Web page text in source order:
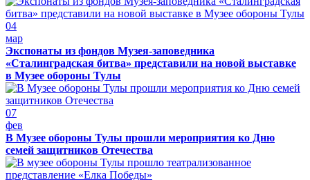
04
мар
Экспонаты из фондов Музея-заповедника
«Сталинградская битва» представили на новой выставке
в Музее обороны Тулы
07
фев
В Музее обороны Тулы прошли мероприятия ко Дню
семей защитников Отечества